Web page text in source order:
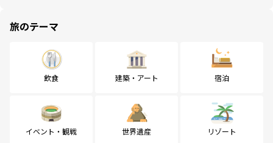
旅のテーマ
飲食 建築・アート 宿泊
イベント・観戦 世界遺産 リゾート